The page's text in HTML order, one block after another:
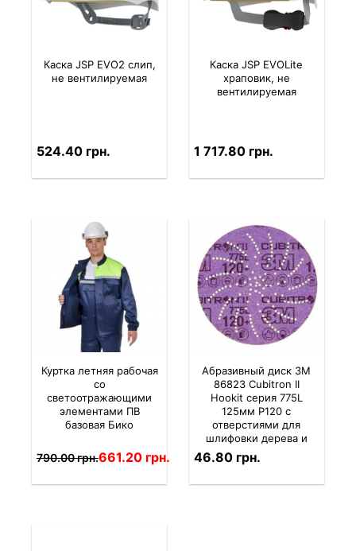
Каска JSP EVO2 слип,
не вентилируемая
524.40 грн.
Каска JSP EVOLite
храповик, не
вентилируемая
1 717.80 грн.
Куртка летняя рабочая
со
светоотражающими
элементами ПВ
базовая Бико
661.20 грн.
790.00 грн.
Абразивный диск 3M
86823 Cubitron II
Hookit серия 775L
125мм P120 с
отверстиями для
шлифовки дерева и
металла
46.80 грн.